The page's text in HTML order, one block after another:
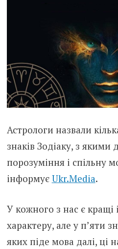
Астрологи назвали
знаків Зодіаку, з
порозуміння і спільну
інформує Ukr.Media.
У кожного з нас є кращі
характеру, але у п’яти
яких піде мова далі, ці